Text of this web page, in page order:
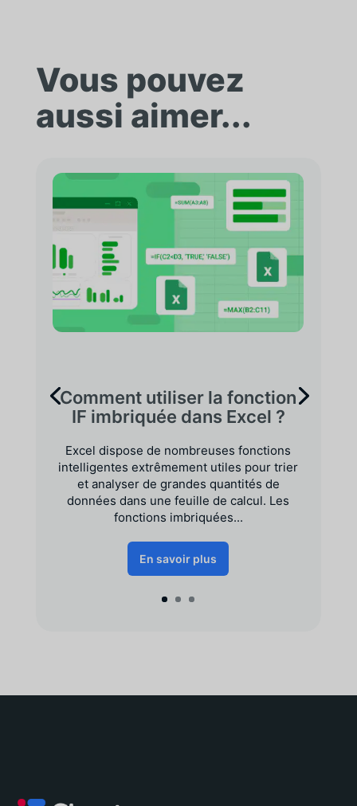
Vous pouvez
aussi aimer...
Comment utiliser la fonction
IF imbriquée dans Excel ?
Excel dispose de nombreuses fonctions
intelligentes extrêmement utiles pour trier
et analyser de grandes quantités de
données dans une feuille de calcul. Les
fonctions imbriquées...
En savoir plus